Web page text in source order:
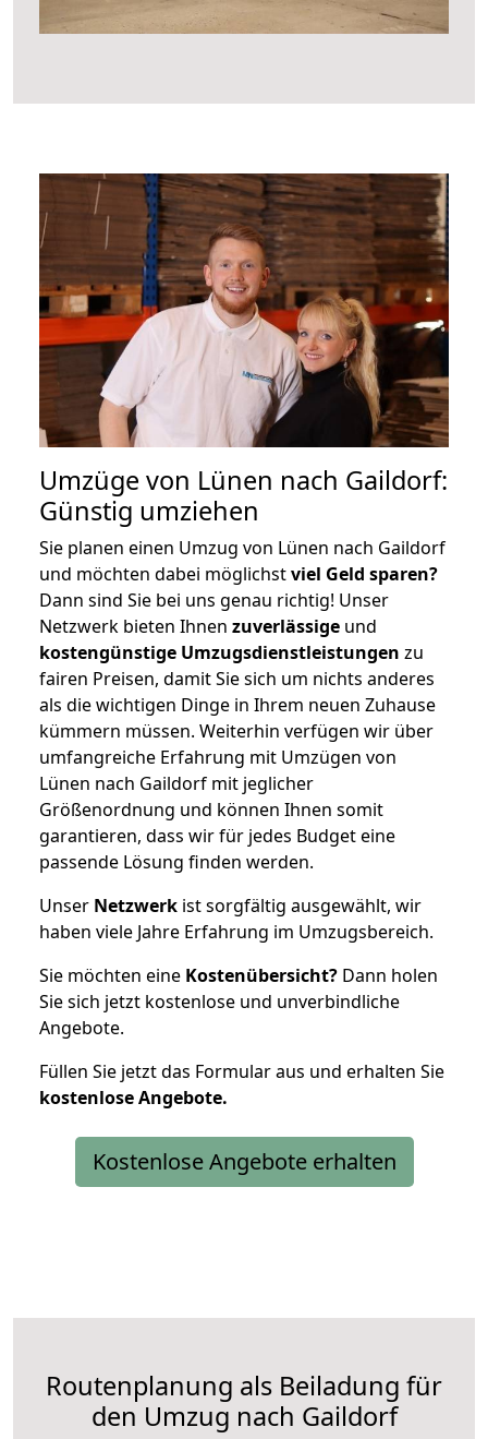
Umzüge von Lünen nach Gaildorf:
Günstig umziehen
Sie planen einen Umzug von Lünen nach Gaildorf
und möchten dabei möglichstviel Geld sparen?
Dann sind Sie bei uns genau richtig! Unser
Netzwerk bieten Ihnen zuverlässige und
kostengünstige Umzugsdienstleistungen zu
fairen Preisen, damit Sie sich um nichts anderes
als die wichtigen Dinge in Ihrem neuen Zuhause
kümmern müssen. Weiterhin verfügen wir über
umfangreiche Erfahrung mit Umzügen von
Lünen nach Gaildorf mit jeglicher
Größenordnung und können Ihnen somit
garantieren, dass wir für jedes Budget eine
passende Lösung finden werden.
Unser Netzwerk ist sorgfältig ausgewählt, wir
haben viele Jahre Erfahrung im Umzugsbereich.
Sie möchten eine Kostenübersicht? Dann holen
Sie sich jetzt kostenlose und unverbindliche
Angebote.
Füllen Sie jetzt das Formular aus und erhalten Sie
kostenloseAngebote.
Kostenlose Angebote erhalten
Routenplanung als Beiladung für
den Umzug nach Gaildorf